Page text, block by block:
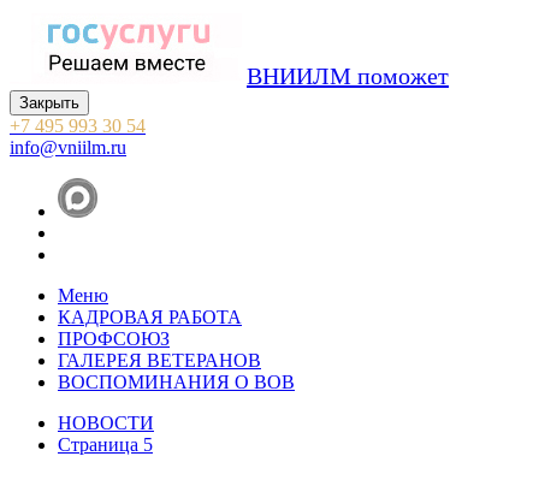
ВНИИЛМ поможет
Закрыть
+7 495 993 30 54
info@vniilm.ru
Меню
КАДРОВАЯ РАБОТА
ПРОФСОЮЗ
ГАЛЕРЕЯ ВЕТЕРАНОВ
ВОСПОМИНАНИЯ О ВОВ
НОВОСТИ
Страница 5